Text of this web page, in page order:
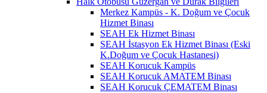
Merkez Kampüs - K. Doğum ve Çocuk
Hizmet Binası
SEAH Ek Hizmet Binası
SEAH İstasyon Ek Hizmet Binası (Eski
K.Doğum ve Çocuk Hastanesi)
SEAH Korucuk Kampüs
SEAH Korucuk AMATEM Binası
SEAH Korucuk ÇEMATEM Binası